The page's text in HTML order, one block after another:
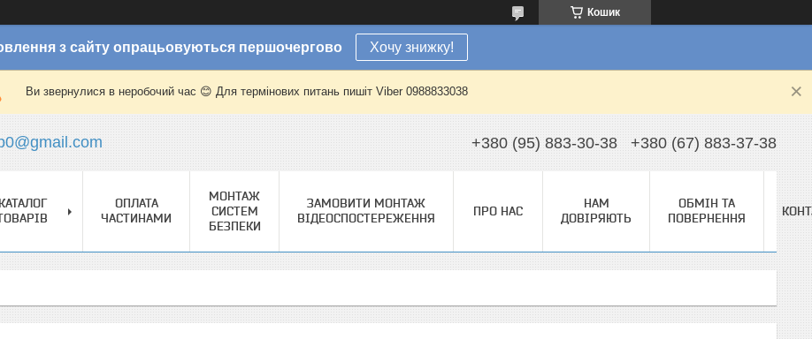
Кошик
з сайту опрацьовуються першочергово Хочу знижку!
Ви звернулися в неробочий час 😊 Для термінових питань пишіт Viber 0988833038
+380 (95) 883-30-38 +380 (67) 883-37-38
КАТАЛОГ
ОПЛАТА
ЧАСТИНАМИ
МОНТАЖ
СИСТЕМ
БЕЗПЕКИ
ЗАМОВИТИ МОНТАЖ
ВІДЕОСПОСТЕРЕЖЕННЯ
ПРО НАС
НАМ
ДОВІРЯЮТЬ
ОБМІН ТА
ПОВЕРНЕННЯ